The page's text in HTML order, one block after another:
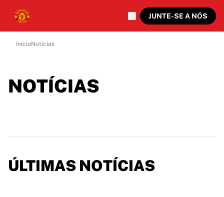
JUNTE-SE A NÓS
InícioNotícias
NOTÍCIAS
ÚLTIMAS NOTÍCIAS